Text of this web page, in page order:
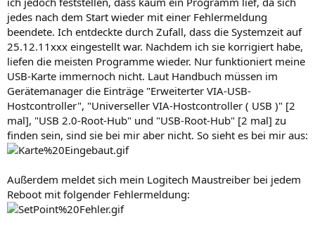
jedes nach dem Start wieder mit einer Fehlermeldung
beendete. Ich entdeckte durch Zufall, dass die Systemzeit auf
25.12.11xxx eingestellt war. Nachdem ich sie korrigiert habe,
liefen die meisten Programme wieder. Nur funktioniert meine
USB-Karte immernoch nicht. Laut Handbuch müssen im
Gerätemanager die Einträge "Erweiterter VIA-USB-
Hostcontroller", "Universeller VIA-Hostcontroller ( USB )" [2
mal], "USB 2.0-Root-Hub" und "USB-Root-Hub" [2 mal] zu
finden sein, sind sie bei mir aber nicht. So sieht es bei mir aus:
Außerdem meldet sich mein Logitech Maustreiber bei jedem
Reboot mit folgender Fehlermeldung: